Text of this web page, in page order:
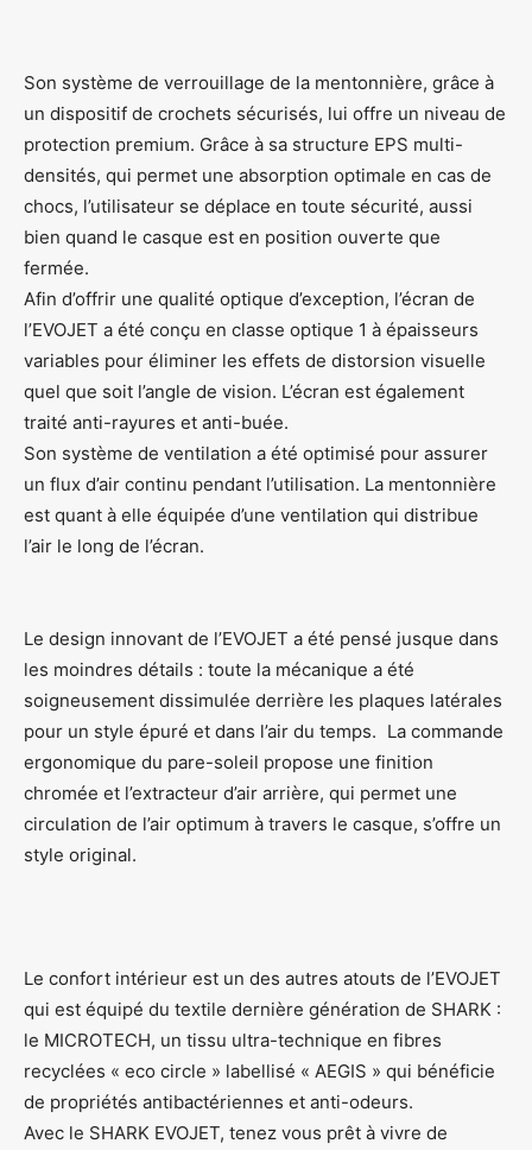
Son système de verrouillage de la mentonnière, grâce à
un dispositif de crochets sécurisés, lui offre un niveau de
protection premium. Grâce à sa structure EPS multi-
densités, qui permet une absorption optimale en cas de
chocs, l’utilisateur se déplace en toute sécurité, aussi
bien quand le casque est en position ouverte que
fermée.
Afin d’offrir une qualité optique d’exception, l’écran de
l’EVOJET a été conçu en classe optique 1 à épaisseurs
variables pour éliminer les effets de distorsion visuelle
quel que soit l’angle de vision. L’écran est également
traité anti-rayures et anti-buée.
Son système de ventilation a été optimisé pour assurer
un flux d’air continu pendant l’utilisation. La mentonnière
est quant à elle équipée d’une ventilation qui distribue
l’air le long de l’écran.
Le design innovant de l’EVOJET a été pensé jusque dans
les moindres détails : toute la mécanique a été
soigneusement dissimulée derrière les plaques latérales
pour un style épuré et dans l’air du temps. La commande
ergonomique du pare-soleil propose une finition
chromée et l’extracteur d’air arrière, qui permet une
circulation de l’air optimum à travers le casque, s’offre un
style original.
Le confort intérieur est un des autres atouts de l’EVOJET
qui est équipé du textile dernière génération de SHARK :
le MICROTECH, un tissu ultra-technique en fibres
recyclées « eco circle » labellisé « AEGIS » qui bénéficie
de propriétés antibactériennes et anti-odeurs.
Avec le SHARK EVOJET, tenez vous prêt à vivre de